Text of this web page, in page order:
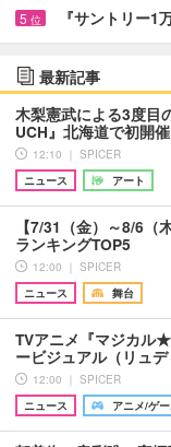
5 位 『サントリー
最新記事
木梨憲武による3度目
UCH』北海道で初開
12:10 ｜ SPICER
ニュース
アート
【7/31（金）～8/6（
ランキングTOP5
12:00 ｜ SPICER
ニュース
舞台
TVアニメ『マジカル
ービジュアル（リュ
12:00 ｜ SPICER
ニュース
アニメ/ゲ